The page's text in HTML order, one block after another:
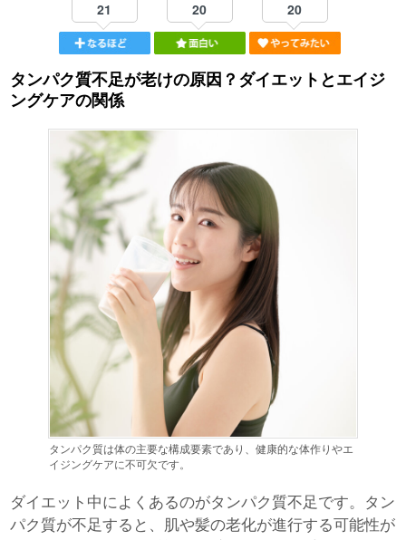
21 20 20
タンパク質不足が老けの原因？ダイエットとエイジ
ングケアの関係
タンパク質は体の主要な構成要素であり、健康的な体作りやエ
イジングケアに不可欠です。
ダイエット中によくあるのがタンパク質不足です。タン
パク質が不足すると、肌や髪の老化が進行する可能性が